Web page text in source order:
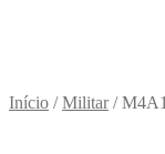
Início /Militar/